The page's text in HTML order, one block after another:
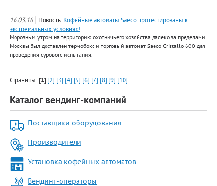
16.03.16 Новость: Кофейные автоматы Saeco протестированы в
экстремальных условиях!
Морозным утром на территорию охотничьего хозяйства далеко за пределами
Москвы был доставлен термобокс и торговый автомат Saeco Cristallo 600 для
проведения сурового испытания.
Страницы:[1] [2] [3] [4] [5] [6] [7] [8] [9] [10]
Каталог вендинг-компаний
Поставщики оборудования
Производители
Установка кофейных автоматов
Вендинг-операторы